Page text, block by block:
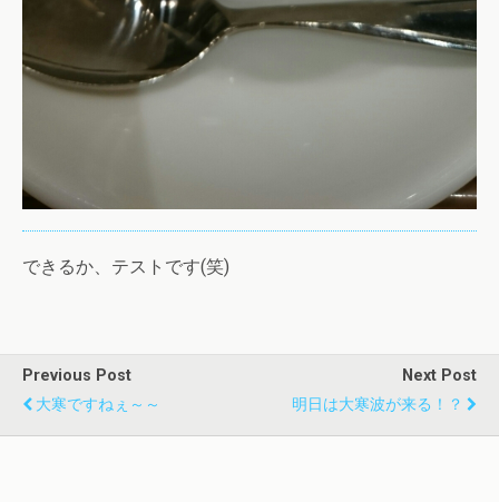
できるか、テストです(笑)
Previous Post
大寒ですねぇ～～
Next Post
明日は大寒波が来る！？